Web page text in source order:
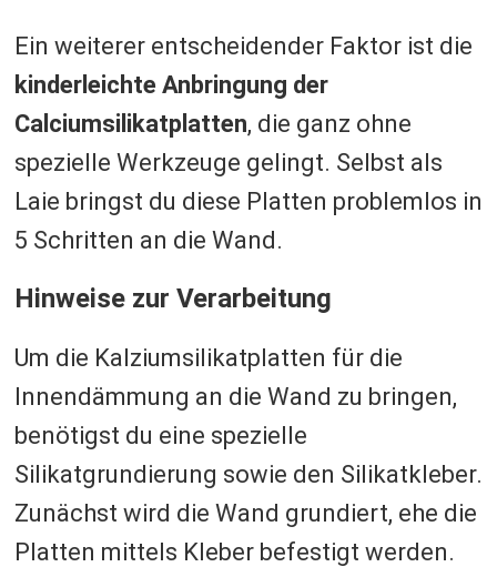
Ein weiterer entscheidender Faktor ist die
kinderleichte Anbringung der
Calciumsilikatplatten, die ganz ohne
spezielle Werkzeuge gelingt. Selbst als
Laie bringst du diese Platten problemlos in
5 Schritten an die Wand.
Hinweise zur Verarbeitung
Um die Kalziumsilikatplatten für die
Innendämmung an die Wand zu bringen,
benötigst du eine spezielle
Silikatgrundierung sowie den Silikatkleber.
Zunächst wird die Wand grundiert, ehe die
Platten mittels Kleber befestigt werden.